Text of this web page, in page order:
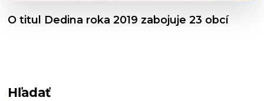
O titul Dedina roka 2019 zabojuje 23 obcí
Hľadať